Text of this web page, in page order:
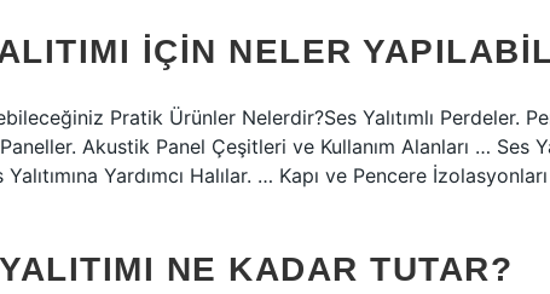
IÇIN NELER
Pratik Ürünler Nelerdir?Ses Yalıtımlı Perdeler.
Akustik Panel Çeşitleri ve Kullanım Alanları … Ses
Yardımcı Halılar. … Kapı ve Pencere
NE KADAR TUTAR?